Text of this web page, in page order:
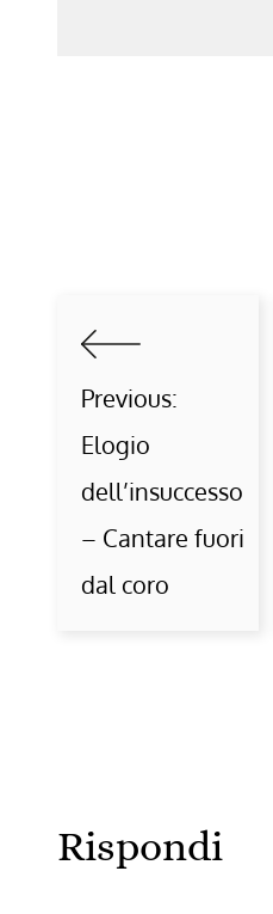
Previous:
Elogio
dell’insuccesso
– Cantare fuori
dal coro
Rispondi